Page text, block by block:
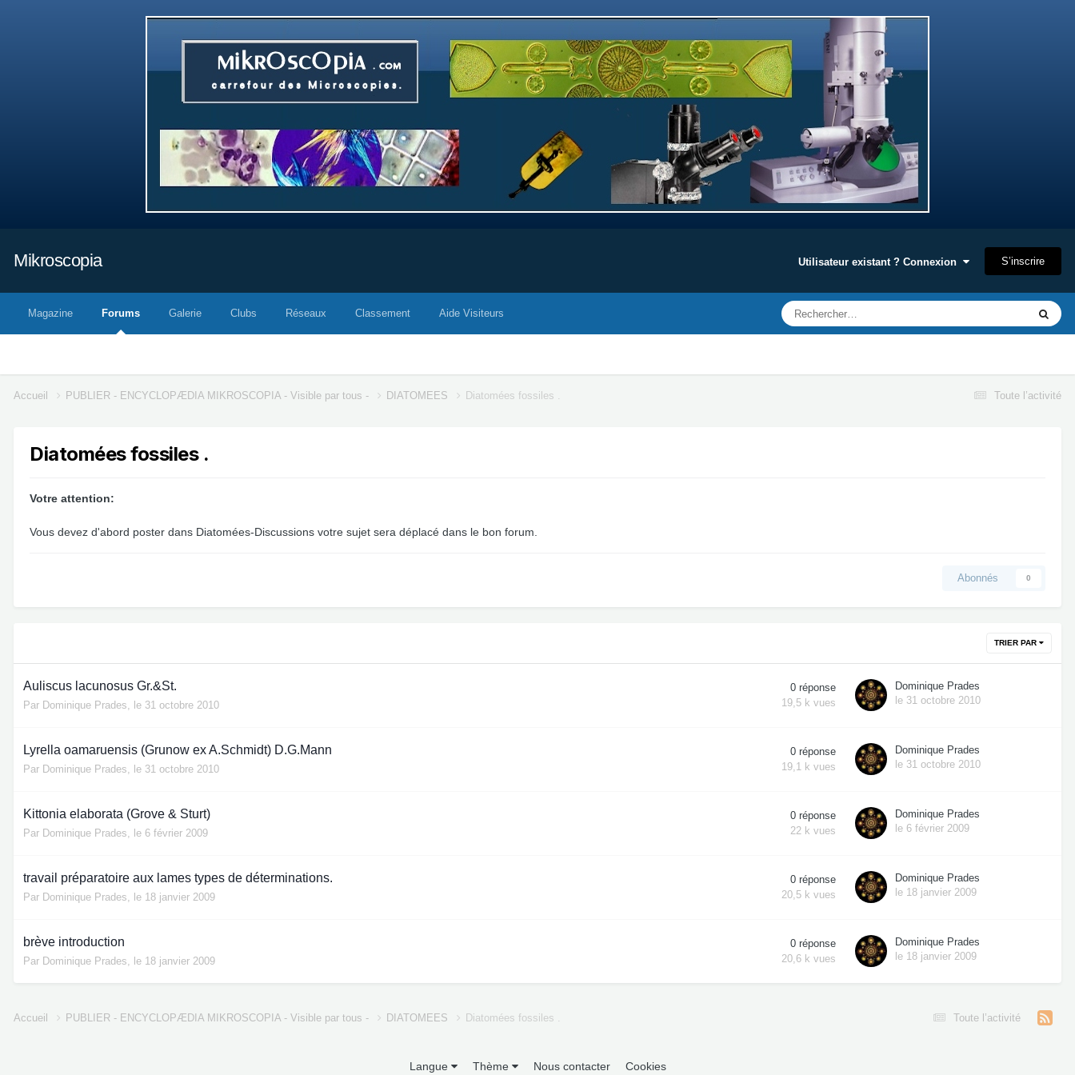
Mikroscopia Utilisateur existant ? Connexion S’inscrire
Magazine Forums Galerie Clubs Réseaux Classement Aide Visiteurs
Toute l’activité
Accueil PUBLIER - ENCYCLOPÆDIA MIKROSCOPIA - Visible par tous - DIATOMEES Diatomées fossiles .
Diatomées fossiles .
Votre attention:
Vous devez d'abord poster dans Diatomées-Discussions votre sujet sera déplacé dans le bon forum.
Abonnés 0
TRIER PAR
Auliscus lacunosus Gr.&St.
Par Dominique Prades le 31 octobre 2010
0 réponse
19,5 k vues
Dominique Prades
le 31 octobre 2010
Lyrella oamaruensis (Grunow ex A.Schmidt) D.G.Mann
Par Dominique Prades le 31 octobre 2010
0 réponse
19,1 k vues
Dominique Prades
le 31 octobre 2010
Kittonia elaborata (Grove & Sturt)
Par Dominique Prades le 6 février 2009
0 réponse
22 k vues
Dominique Prades
le 6 février 2009
travail préparatoire aux lames types de déterminations.
Par Dominique Prades le 18 janvier 2009
0 réponse
20,5 k vues
Dominique Prades
le 18 janvier 2009
brève introduction
Par Dominique Prades le 18 janvier 2009
0 réponse
20,6 k vues
Dominique Prades
le 18 janvier 2009
Toute l’activité
Accueil PUBLIER - ENCYCLOPÆDIA MIKROSCOPIA - Visible par tous - DIATOMEES Diatomées fossiles .
Langue Thème Nous contacter Cookies